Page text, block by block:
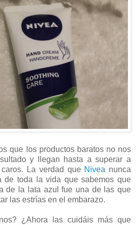
que los productos baratos no nos
y llegan hasta a superar a
La verdad que Nivea nunca
de toda la vida que sabemos que
de la lata azul fue una de las que
las estrías en el embarazo.
¿Ahora las cuidáis más que